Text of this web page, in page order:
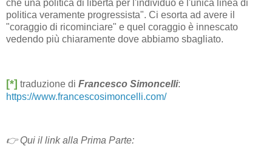
che una politica di libertà per l'individuo è l'unica linea di
politica veramente progressista". Ci esorta ad avere il
"coraggio di ricominciare" e quel coraggio è innescato
vedendo più chiaramente dove abbiamo sbagliato.
[*] traduzione di Francesco Simoncelli:
https://www.francescosimoncelli.com/
👉 Qui il link alla Prima Parte: